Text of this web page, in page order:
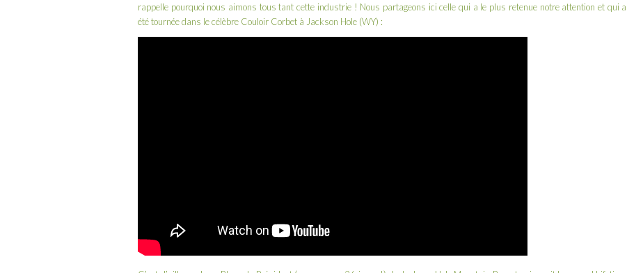
rappelle pourquoi nous aimons tous tant cette industrie ! Nous partageons ici celle qui a le plus retenue notre attention et qui a
été tournée dans le célèbre Couloir Corbet à Jackson Hole (WY) :